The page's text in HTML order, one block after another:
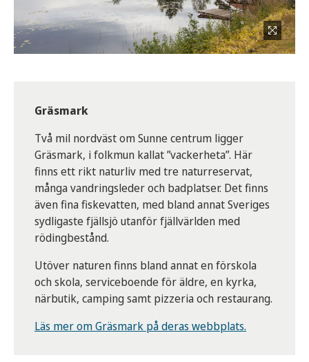
Gräsmark
Två mil nordväst om Sunne centrum ligger
Gräsmark, i folkmun kallat ”vackerheta”. Här
finns ett rikt naturliv med tre naturreservat,
många vandringsleder och badplatser. Det finns
även fina fiskevatten, med bland annat Sveriges
sydligaste fjällsjö utanför fjällvärlden med
rödingbestånd.
Utöver naturen finns bland annat en förskola
och skola, serviceboende för äldre, en kyrka,
närbutik, camping samt pizzeria och restaurang.
Läs mer om Gräsmark på deras webbplats.